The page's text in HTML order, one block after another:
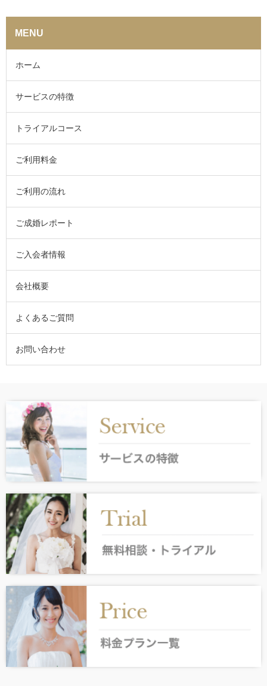
MENU
ホーム
サービスの特徴
トライアルコース
ご利用料金
ご利用の流れ
ご成婚レポート
ご入会者情報
会社概要
よくあるご質問
お問い合わせ